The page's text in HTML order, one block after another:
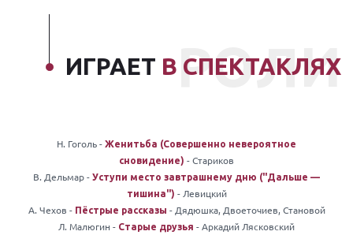
ИГРАЕТ В СПЕКТАКЛЯХ
РОЛИ
Н. Гоголь - Женитьба (Совершенно невероятное
сновидение) - Стариков
В. Дельмар - Уступи место завтрашнему дню ("Дальше —
тишина") - Левицкий
А. Чехов - Пёстрые рассказы - Дядюшка, Двоеточиев, Становой
Л. Малюгин - Старые друзья - Аркадий Лясковский